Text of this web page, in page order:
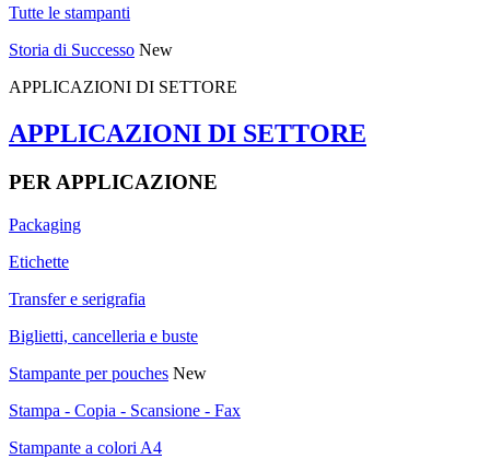
Tutte le stampanti
Storia di Successo New
APPLICAZIONI DI SETTORE
APPLICAZIONI DI SETTORE
PER APPLICAZIONE
Packaging
Etichette
Transfer e serigrafia
Biglietti, cancelleria e buste
Stampante per pouches New
Stampa - Copia - Scansione - Fax
Stampante a colori A4